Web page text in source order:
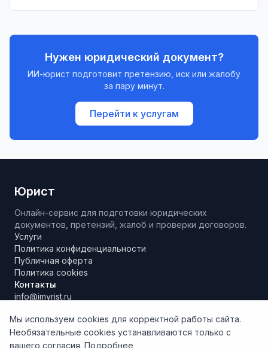
Нужен юридический документ?
ИИ-юрист подготовит претензию, иск или жалобу
за пару минут.
Перейти к услугам
Юрист
Онлайн-сервис для подготовки юридических
документов, претензий, жалоб и проверки договоров.
Услуги
Политика конфиденциальности
Публичная оферта
Политика cookies
Контакты
info@imyrist.ru
Материалы и результаты работы сервиса носят исключительно
Мы используем cookies для корректной работы сайта.
Необязательные cookies устанавливаются только с
вашего согласия. Подробнее